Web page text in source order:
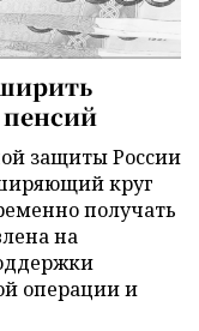
пенсий
защиты России
круг
получать
на
операции и